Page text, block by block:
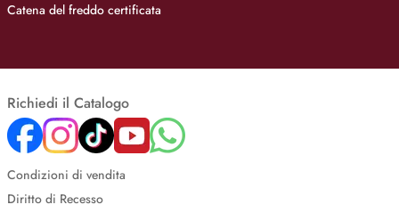
Catena del freddo certificata
Richiedi il Catalogo
Condizioni di vendita
Diritto di Recesso